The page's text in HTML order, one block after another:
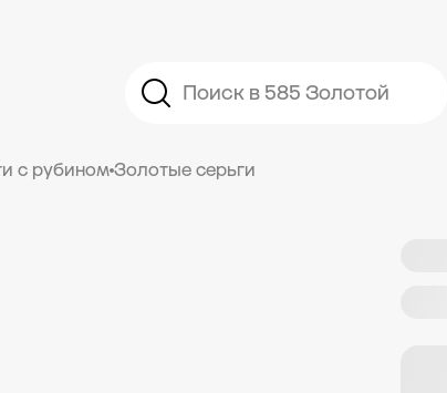
Поиск в 585 Золотой
с рубином Золотые серьги